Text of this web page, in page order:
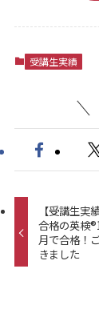
受講生実績
【受講生実
合格の英検
月で合格！
きました